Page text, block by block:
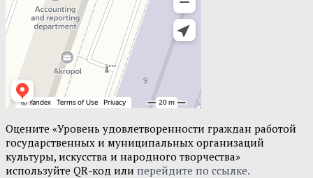
Оцените «Уровень удовлетворенности граждан работой
государственных и муниципальных организаций
культуры, искусства и народного творчества»
используйте QR-код или перейдите по ссылке.